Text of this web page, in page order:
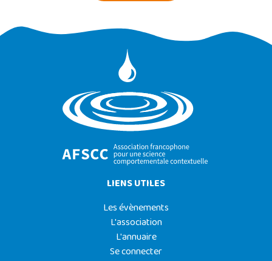
LIENS UTILES
Les évènements
L'association
L'annuaire
Se connecter